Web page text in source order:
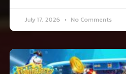
July 17, 2026 No Comments